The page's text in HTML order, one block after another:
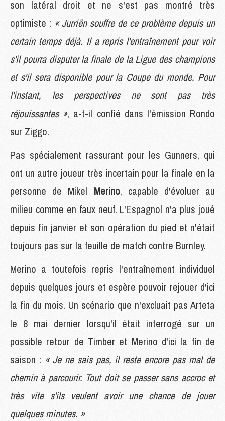
son latéral droit et ne s'est pas montré très
optimiste : « Jurriën souffre de ce problème depuis un
certain temps déjà. Il a repris l'entraînement pour voir
s'il pourra disputer la finale de la Ligue des champions
et s'il sera disponible pour la Coupe du monde. Pour
l'instant, les perspectives ne sont pas très
réjouissantes », a-t-il confié dans l'émission Rondo
sur Ziggo.
Pas spécialement rassurant pour les Gunners, qui
ont un autre joueur très incertain pour la finale en la
personne de Mikel Merino, capable d'évoluer au
milieu comme en faux neuf. L'Espagnol n'a plus joué
depuis fin janvier et son opération du pied et n'était
toujours pas sur la feuille de match contre Burnley.
Merino a toutefois repris l'entraînement individuel
depuis quelques jours et espère pouvoir rejouer d'ici
la fin du mois. Un scénario que n'excluait pas Arteta
le 8 mai dernier lorsqu'il était interrogé sur un
possible retour de Timber et Merino d'ici la fin de
saison : « Je ne sais pas, il reste encore pas mal de
chemin à parcourir. Tout doit se passer sans accroc et
très vite s'ils veulent avoir une chance de jouer
quelques minutes. »